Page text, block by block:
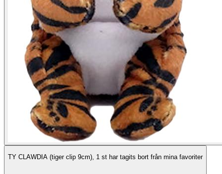
TY CLAWDIA (tiger clip 9cm), 1 st har tagits bort från mina favoriter